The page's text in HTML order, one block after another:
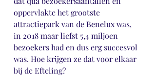
oppervlakte het grootste
attractiepark van de Benelux was,
in 2018 maar liefst 5,4 miljoen
bezoekers had en dus erg succesvol
was. Hoe krijgen ze dat voor elkaar
bij de Efteling?